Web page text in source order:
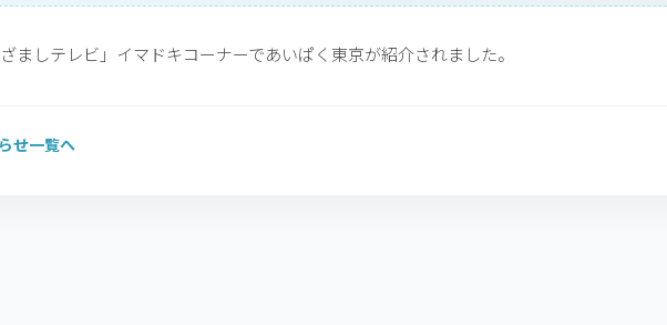
ざましテレビ」イマドキコーナーであいぱく東京が紹介されました。
せ一覧へ